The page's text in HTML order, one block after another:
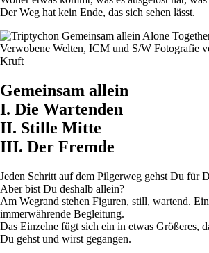
Der Weg hat kein Ende, das sich sehen lässt.
Gemeinsam allein
I. Die Wartenden
II. Stille Mitte
III. Der Fremde
Jeden Schritt auf dem Pilgerweg gehst Du für
Aber bist Du deshalb allein?
Am Wegrand stehen Figuren, still, wartend.
immerwährende Begleitung.
Das Einzelne fügt sich ein in etwas Größeres,
Du gehst und wirst gegangen.